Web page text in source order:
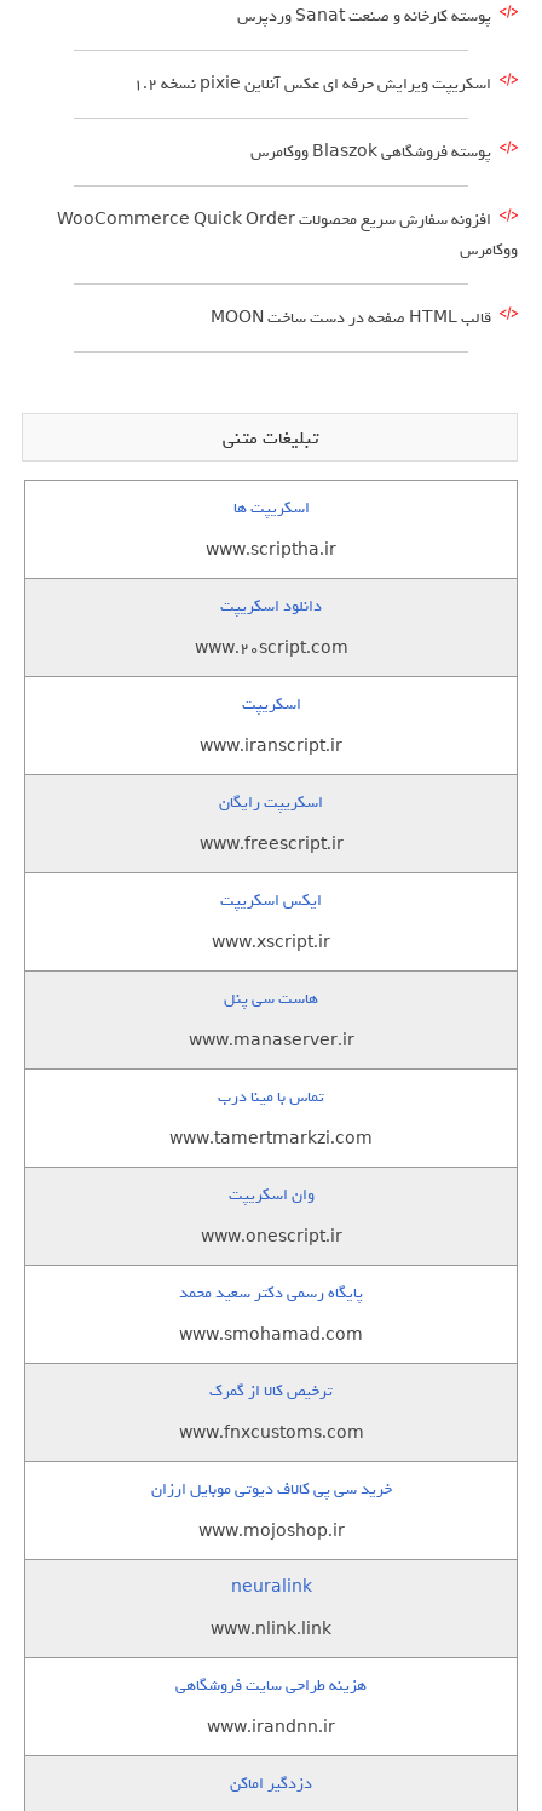
پوسته کارخانه و صنعت Sanat وردپرس
اسکریپت ویرایش حرفه ای عکس آنلاین pixie نسخه 1.2
پوسته فروشگاهی Blaszok ووکامرس
افزونه سفارش سریع محصولات WooCommerce Quick Order
ووکامرس
قالب HTML صفحه در دست ساخت MOON
تبلیغات متنی
اسکریپت ها
www.scriptha.ir
دانلود اسکریپت
www.20script.com
اسکریپت
www.iranscript.ir
اسکریپت رایگان
www.freescript.ir
ایکس اسکریپت
www.xscript.ir
هاست سی پنل
www.manaserver.ir
تماس با مینا درب
www.tamertmarkzi.com
وان اسکریپت
www.onescript.ir
پایگاه رسمی دکتر سعید محمد
www.smohamad.com
ترخیص کالا از گمرک
www.fnxcustoms.com
خرید سی پی کالاف دیوتی موبایل ارزان
www.mojoshop.ir
neuralink
www.nlink.link
هزینه طراحی سایت فروشگاهی
www.irandnn.ir
دزدگیر اماکن